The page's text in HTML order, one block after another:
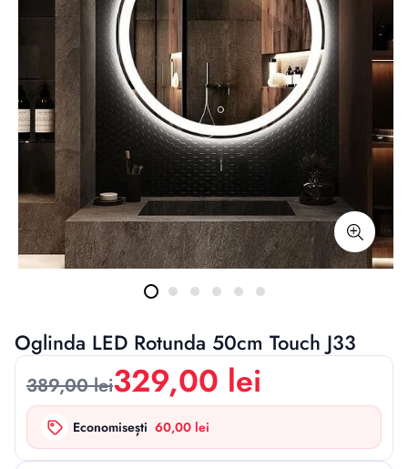
Oglinda LED Rotunda 50cm Touch J33
389,00 lei329,00 lei
Economisești 60,00 lei